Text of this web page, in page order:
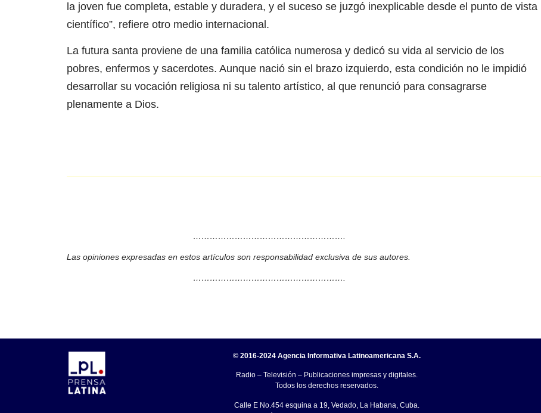
la joven fue completa, estable y duradera, y el suceso se juzgó inexplicable desde el punto de vista
científico”, refiere otro medio internacional.
La futura santa proviene de una familia católica numerosa y dedicó su vida al servicio de los
pobres, enfermos y sacerdotes. Aunque nació sin el brazo izquierdo, esta condición no le impidió
desarrollar su vocación religiosa ni su talento artístico, al que renunció para consagrarse
plenamente a Dios.
……………………………………………….
Las opiniones expresadas en estos artículos son responsabilidad exclusiva de sus autores.
……………………………………………….
© 2016-2024 Agencia Informativa Latinoamericana S.A.
Radio – Televisión – Publicaciones impresas y digitales.
Todos los derechos reservados.
Calle E No.454 esquina a 19, Vedado, La Habana, Cuba.